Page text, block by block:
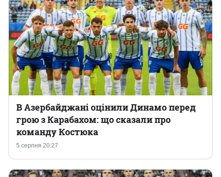
5 серпня 20:27
В Азербайджані оцінили Динамо перед
грою з Карабахом: що сказали про
команду Костюка